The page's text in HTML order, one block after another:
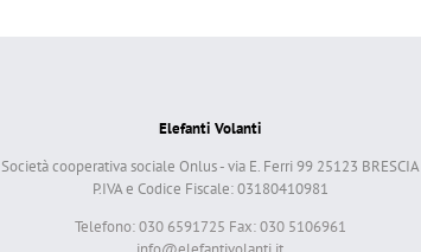
Elefanti Volanti
Società cooperativa sociale Onlus - via E. Ferri 99 25123 BRESCIA
P.IVA e Codice Fiscale: 03180410981
Telefono: 030 6591725 Fax: 030 5106961